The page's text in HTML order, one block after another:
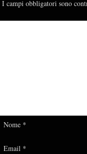
I campi obbligatori sono
Nome *
Email *